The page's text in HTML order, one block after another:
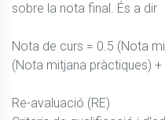
sobre la nota final. És a dir
Nota de curs = 0.5 (Nota
(Nota mitjana pràctiques)
Re-avaluació (RE)